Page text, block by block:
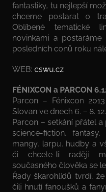
fantastiky, tu nejlepší
chceme postarat o
Oblíbené tematické
novinkami a
posledních conů roku
WEB: cswu.cz
FÉNIXCON a PARCON
Parcon – Fénixcon
Slovan ve dnech 6. – 8.
Parcon – setkání přátel
science-fiction,
mangy, larpu, hudby a
či chcete-li raději
současného člověka se
Řady škarohlídů tvrdí,
čili hnutí fanoušků a